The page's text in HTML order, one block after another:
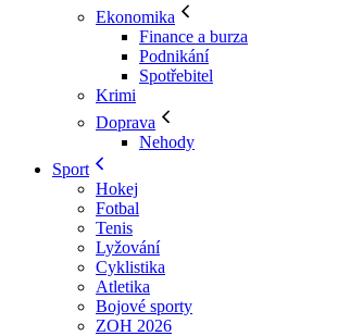
Ekonomika
Finance a burza
Podnikání
Spotřebitel
Krimi
Doprava
Nehody
Sport
Hokej
Fotbal
Tenis
Lyžování
Cyklistika
Atletika
Bojové sporty
ZOH 2026